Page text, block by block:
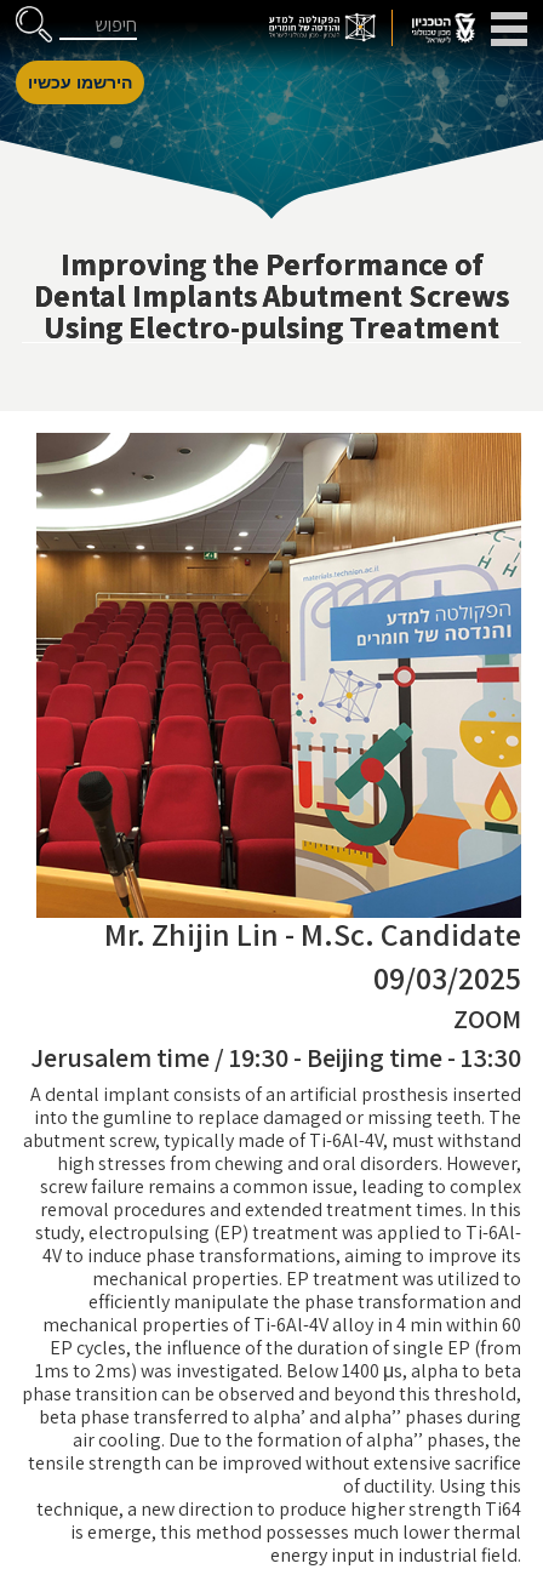
Skip to Content
דלג לניווט חיפוש
הירשמו עכשיו
Improving the Performance of
Dental Implants Abutment Screws
Using Electro-pulsing Treatment
Mr. Zhijin Lin - M.Sc. Candidate
09/03/2025
ZOOM
13:30 - Jerusalem time / 19:30 - Beijing time
A dental implant consists of an artificial prosthesis inserted
into the gumline to replace damaged or missing teeth. The
abutment screw, typically made of Ti-6Al-4V, must withstand
high stresses from chewing and oral disorders. However,
screw failure remains a common issue, leading to complex
removal procedures and extended treatment times. In this
study, electropulsing (EP) treatment was applied to Ti-6Al-
4V to induce phase transformations, aiming to improve its
mechanical properties. EP treatment was utilized to
efficiently manipulate the phase transformation and
mechanical properties of Ti-6Al-4V alloy in 4 min within 60
EP cycles, the influence of the duration of single EP (from
1ms to 2ms) was investigated. Below 1400 μs, alpha to beta
phase transition can be observed and beyond this threshold,
beta phase transferred to alpha’ and alpha’’ phases during
air cooling. Due to the formation of alpha’’ phases, the
tensile strength can be improved without extensive sacrifice
of ductility. Using this
technique, a new direction to produce higher strength Ti64
is emerge, this method possesses much lower thermal
energy input in industrial field.